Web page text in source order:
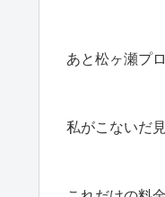
あと松ヶ瀬プ
私がこないだ